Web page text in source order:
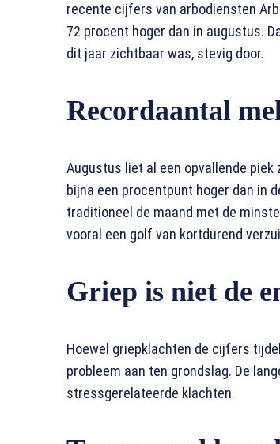
recente cijfers van arbodiensten
72 procent hoger dan in augustus.
dit jaar zichtbaar was, stevig door.
Recordaantal
Augustus liet al een opvallende
bijna een procentpunt hoger dan in
traditioneel de maand met de
vooral een golf van kortdurend
Griep is niet de
Hoewel griepklachten de cijfers
probleem aan ten grondslag. De
stressgerelateerde klachten.